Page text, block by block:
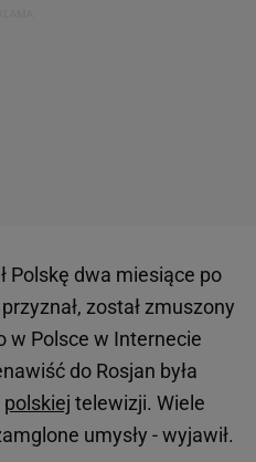
Polskę dwa miesiące po
został zmuszony
w Polsce w Internecie
do Rosjan była
polskiej telewizji. Wiele
umysły - wyjawił.